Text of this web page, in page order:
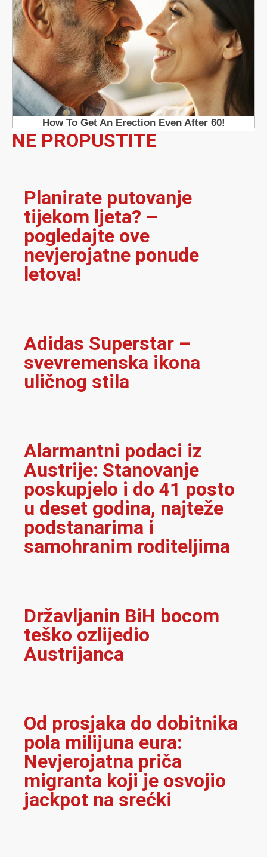
NE PROPUSTITE
Planirate putovanje
tijekom ljeta? –
pogledajte ove
nevjerojatne ponude
letova!
Adidas Superstar –
svevremenska ikona
uličnog stila
Alarmantni podaci iz
Austrije: Stanovanje
poskupjelo i do 41 posto
u deset godina, najteže
podstanarima i
samohranim roditeljima
Državljanin BiH bocom
teško ozlijedio
Austrijanca
Od prosjaka do dobitnika
pola milijuna eura:
Nevjerojatna priča
migranta koji je osvojio
jackpot na srećki